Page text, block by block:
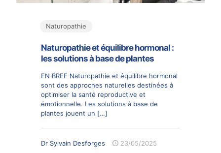
Naturopathie
Naturopathie et équilibre hormonal :
les solutions à base de plantes
EN BREF Naturopathie et équilibre hormonal
sont des approches naturelles destinées à
optimiser la santé reproductive et
émotionnelle. Les solutions à base de
plantes jouent un […]
Dr Sylvain Desforges 23/05/2025